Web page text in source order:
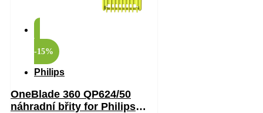
-15%
Philips
OneBlade 360 QP624/50
náhradní břity for Philips